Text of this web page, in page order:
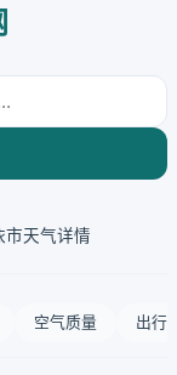
市天气详情
空气质量 出行